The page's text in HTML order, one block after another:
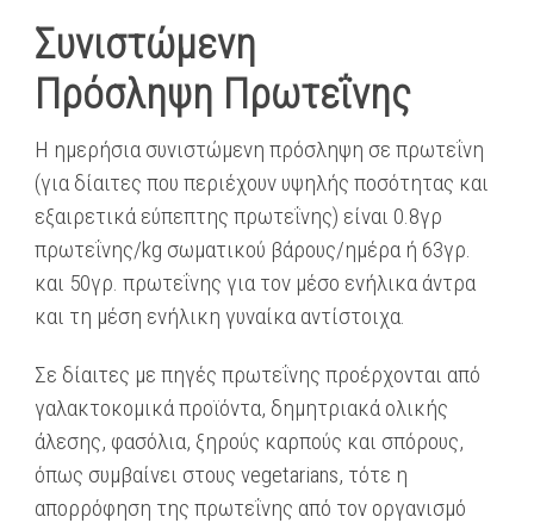
Συνιστώμενη
Πρόσληψη Πρωτεΐνης
Η ημερήσια συνιστώμενη πρόσληψη σε πρωτεΐνη
(για δίαιτες που περιέχουν υψηλής ποσότητας και
εξαιρετικά εύπεπτης πρωτεΐνης) είναι 0.8γρ
πρωτεΐνης/kg σωματικού βάρους/ημέρα ή 63γρ.
και 50γρ. πρωτεΐνης για τον μέσο ενήλικα άντρα
και τη μέση ενήλικη γυναίκα αντίστοιχα.
Σε δίαιτες με πηγές πρωτεΐνης προέρχονται από
γαλακτοκομικά προϊόντα, δημητριακά ολικής
άλεσης, φασόλια, ξηρούς καρπούς και σπόρους,
όπως συμβαίνει στους vegetarians, τότε η
απορρόφηση της πρωτεΐνης από τον οργανισμό